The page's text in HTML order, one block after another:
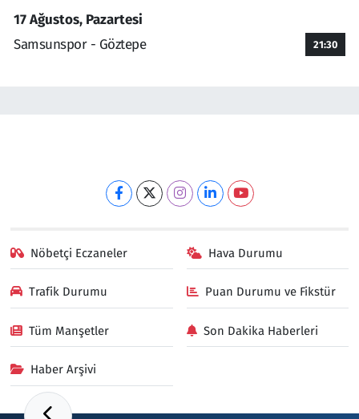
17 Ağustos, Pazartesi
Samsunspor - Göztepe
21:30
Nöbetçi Eczaneler Hava Durumu
Trafik Durumu Puan Durumu ve Fikstür
Tüm Manşetler Son Dakika Haberleri
Haber Arşivi